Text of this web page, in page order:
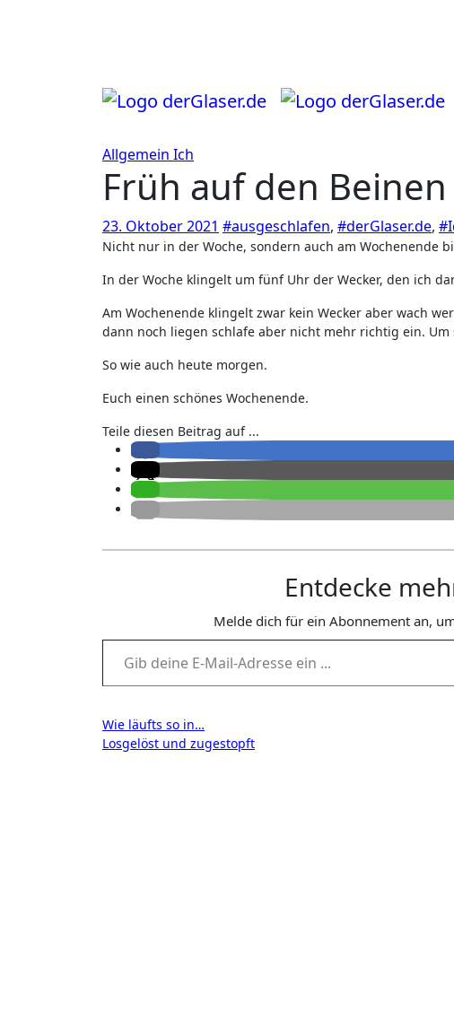
Allgemein Ich
Früh auf den Beinen
23. Oktober 2021 #ausgeschlafen, #derGlaser.de,
Nicht nur in der Woche, sondern auch am Wochenende
In der Woche klingelt um fünf Uhr der Wecker, den ich
Am Wochenende klingelt zwar kein Wecker aber wach
dann noch liegen schlafe aber nicht mehr richtig ein.
So wie auch heute morgen.
Euch einen schönes Wochenende.
Teile diesen Beitrag auf ...
Entdecke
Melde dich für ein Abonnement an,
Gib deine E-Mail-Adresse ein ...
Beitragsnavigation
Wie läufts so in…
Losgelöst und zugestopft